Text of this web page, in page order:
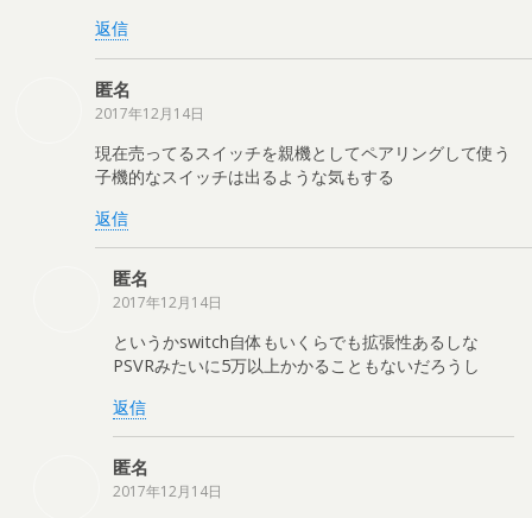
返信
匿名
2017年12月14日
現在売ってるスイッチを親機としてペアリングして使う
子機的なスイッチは出るような気もする
返信
匿名
2017年12月14日
というかswitch自体もいくらでも拡張性あるしな
PSVRみたいに5万以上かかることもないだろうし
返信
匿名
2017年12月14日